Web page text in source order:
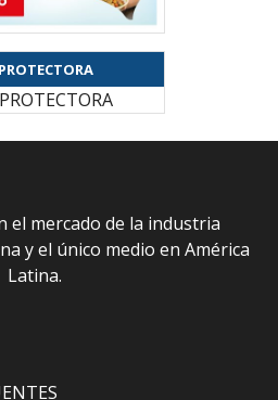
el mercado de la industria
y el único medio en América
Latina.